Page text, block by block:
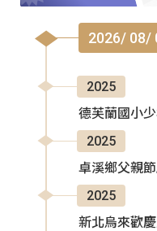
2026/ 08/
2025
德芙蘭國小
2025
卓溪鄉父親
2025
新北烏來歡